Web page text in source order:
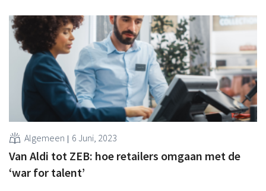
Algemeen 6 Juni, 2023
Van Aldi tot ZEB: hoe retailers omgaan met de
‘war for talent’